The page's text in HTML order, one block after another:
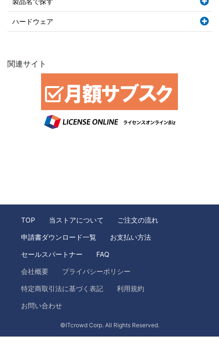
ハードウェア
関連サイト
TOP 当ストアについて ご注文の流れ
申請書ダウンロード一覧 お支払い方法
セールスパートナー FAQ
会社概要 プライバシーポリシー
特定商取引法に基づく表記 利用規約
お問い合わせ
©ITcrowd Corp. All Rights Reserved.